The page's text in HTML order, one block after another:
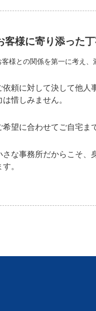
客様に寄り添った
客様との関係を第一に考え、
依頼に対して決して他人
は惜しみません。
希望に合わせてご自宅ま
さな事務所だからこそ、
す。